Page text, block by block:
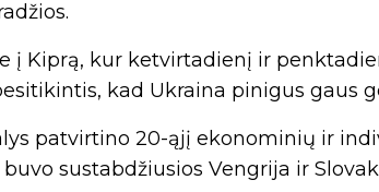
į Kiprą, kur ketvirtadienį ir
kad Ukraina pinigus gaus
patvirtino 20-ąjį ekonominių ir
sustabdžiusios Vengrija ir